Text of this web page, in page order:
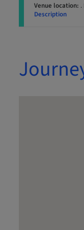
Venue location: .
Description